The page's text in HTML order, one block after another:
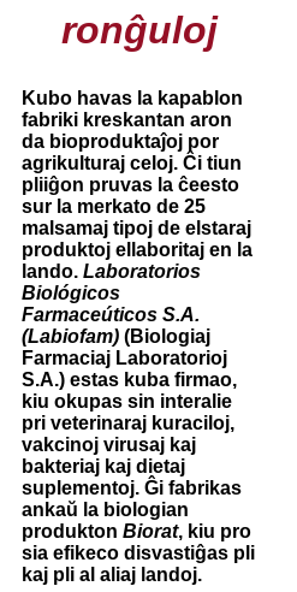
ronĝuloj
Kubo havas la kapablon
fabriki kreskantan aron
da bioproduktaĵoj por
agrikulturaj celoj. Ĉi tiun
pliiĝon pruvas la ĉeesto
sur la merkato de 25
malsamaj tipoj de elstaraj
produktoj ellaboritaj en la
lando. Laboratorios
Biológicos
Farmaceúticos S.A.
(Labiofam) (Biologiaj
Farmaciaj Laboratorioj
S.A.) estas kuba firmao,
kiu okupas sin interalie
pri veterinaraj kuraciloj,
vakcinoj virusaj kaj
bakteriaj kaj dietaj
suplementoj. Ĝi fabrikas
ankaŭ la biologian
produkton Biorat, kiu pro
sia efikeco disvastiĝas pli
kaj pli al aliaj landoj.